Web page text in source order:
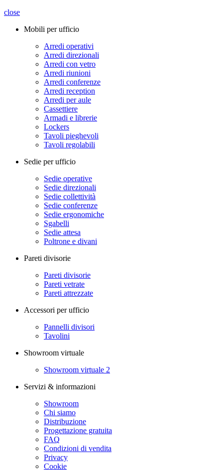
close
Mobili per ufficio
Arredi operativi
Arredi direzionali
Arredi con vetro
Arredi riunioni
Arredi conferenze
Arredi reception
Arredi per aule
Cassettiere
Armadi e librerie
Lockers
Tavoli pieghevoli
Tavoli regolabili
Sedie per ufficio
Sedie operative
Sedie direzionali
Sedie collettività
Sedie conferenze
Sedie ergonomiche
Sgabelli
Sedie attesa
Poltrone e divani
Pareti divisorie
Pareti divisorie
Pareti vetrate
Pareti attrezzate
Accessori per ufficio
Pannelli divisori
Tavolini
Showroom virtuale
Showroom virtuale 2
Servizi & informazioni
Showroom
Chi siamo
Distribuzione
Progettazione gratuita
FAQ
Condizioni di vendita
Privacy
Cookie